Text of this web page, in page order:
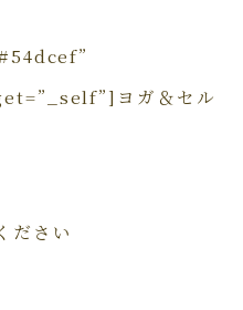
ヨガ＆セル
ださい